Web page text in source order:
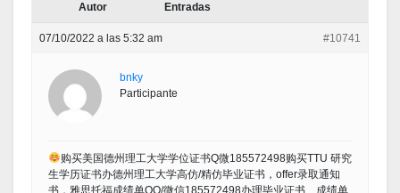
Autor Entradas
07/10/2022 a las 5:32 am #10741
bnky
Participante
购买美国德州理工大学学位证书Q微185572498购买TTU 研究
生学历证书办德州理工大学高仿/精仿毕业证书，offer录取通知
书，雅思托福成绩单QQ/微信185572498办理毕业证书、成绩单